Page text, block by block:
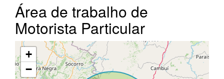
Área de trabalho de
Motorista Particular
+
−